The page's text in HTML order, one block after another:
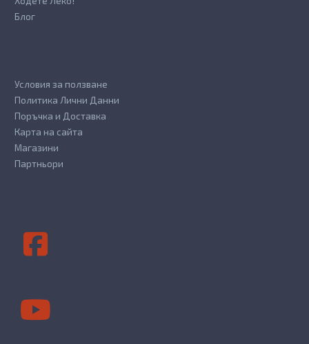
Блог
Условия за ползване
Политика Лични Данни
Поръчка и Доставка
Карта на сайта
Магазини
Партньори